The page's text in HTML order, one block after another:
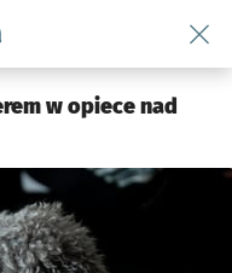
Dla mieszkańca
w opiece nad